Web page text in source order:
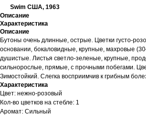
Swim США, 1963
Описание
Характеристика
Описание
Бутоны очень длинные, острые. Цветки густо-
основании, бокаловидные, крупные, махровые
душистые. Листья светло-зеленые, крупные,
сильнорослые, прямые, с прочными побегами.
Зимостойкий. Слегка восприимчив к грибным
Характеристика
Цвет: нежно-розовый
Кол-во цветков на стебле: 1
Аромат: Сильный